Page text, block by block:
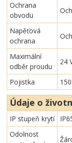
Ochrana
obvodu
Napěťová
ochrana
Maximální
odběr proudu
24
Pojistka
Údaje o
IP stupeň krytí
Odolnost